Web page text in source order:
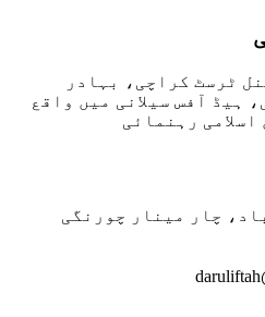
ٹرسٹ کراچی، بہادر
ہیڈ آفس سیلانی میں واقع
رہنمائی
چار مینار چورنگی